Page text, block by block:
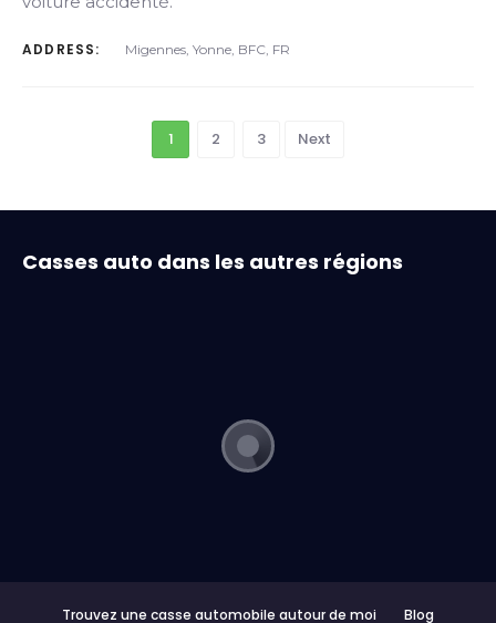
ADDRESS: Migennes, Yonne, BFC, FR
1 2 3 Next
Casses auto dans les autres régions
Trouvez une casse automobile autour de moi Blog